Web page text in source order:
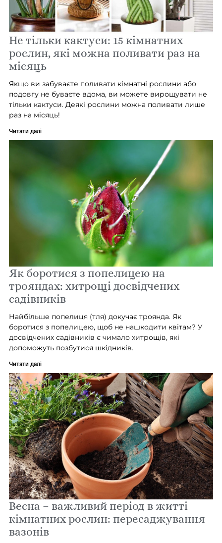
Не тільки кактуси: 15 кімнатних
рослин, які можна поливати раз на
місяць
Якщо ви забуваєте поливати кімнатні рослини або
подовгу не буваєте вдома, ви можете вирощувати не
тільки кактуси. Деякі рослини можна поливати лише
раз на місяць!
Читати далі
Як боротися з попелицею на
трояндах: хитрощі досвідчених
садівників
Найбільше попелиця (тля) докучає троянда. Як
боротися з попелицею, щоб не нашкодити квітам? У
досвідчених садівників є чимало хитрощів, які
допоможуть позбутися шкідників.
Читати далі
Весна – важливий період в житті
кімнатних рослин: пересаджування
вазонів